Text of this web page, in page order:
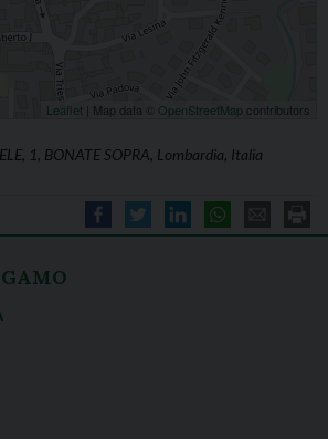
Leaflet | Map data © OpenStreetMap contributors
1, BONATE SOPRA, Lombardia, Italia